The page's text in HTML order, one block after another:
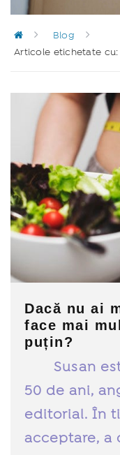
Blog
Articole etichetate
Dacă nu ai
face mai
puțin?
Susan
50 de ani,
editorial. În
acceptare, a